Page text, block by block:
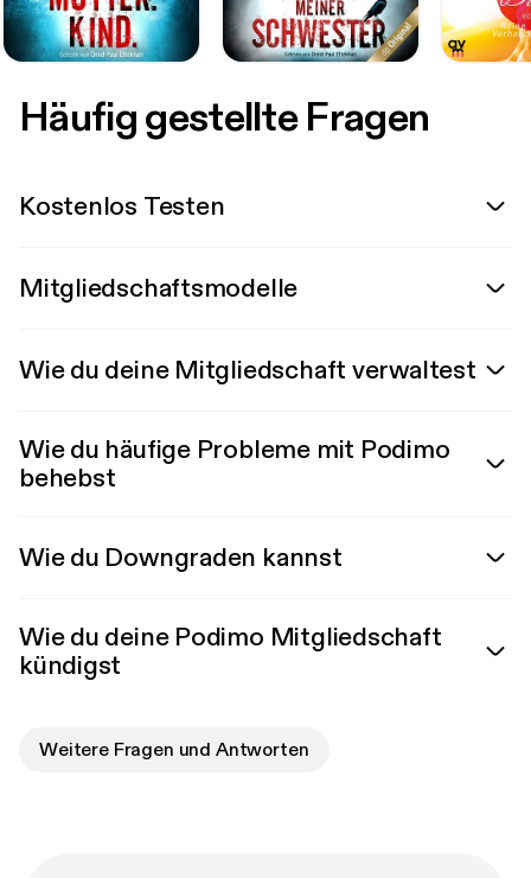
Häufig gestellte Fragen
Kostenlos Testen
Mitgliedschaftsmodelle
Wie du deine Mitgliedschaft verwaltest
Wie du häufige Probleme mit Podimo
behebst
Wie du Downgraden kannst
Wie du deine Podimo Mitgliedschaft
kündigst
Weitere Fragen und Antworten